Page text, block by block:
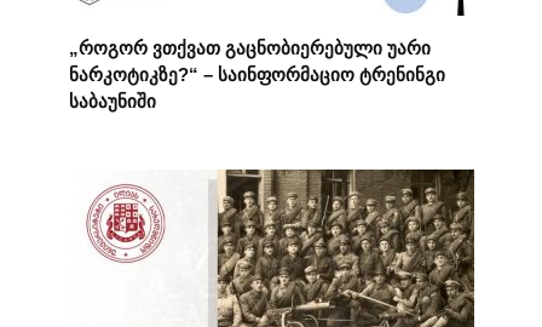
„როგორ ვთქვათ გაცნობიერებული უარი
ნარკოტიკზე?“ – საინფორმაციო ტრენინგი
საბაუნიში